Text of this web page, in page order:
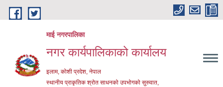
Skip to main content
माई नगरपालिका
नगर कार्यपालिकाको कार्यालय
इलाम, कोशी प्रदेश, नेपाल
स्थानीय प्राकृतिक श्रोत साधनको उपभोगको सुरुवात,